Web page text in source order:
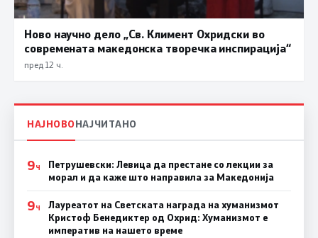
Ново научно дело „Св. Климент Охридски во
современата македонска творечка инспирација“
пред 12 ч.
НАЈНОВОНАЈЧИТАНО
9Ч
Петрушевски: Левица да престане со лекции за
морал и да каже што направила за Македонија
9Ч
Лауреатот на Светската награда на хуманизмот
Кристоф Бенедиктер од Охрид: Хуманизмот е
императив на нашето време